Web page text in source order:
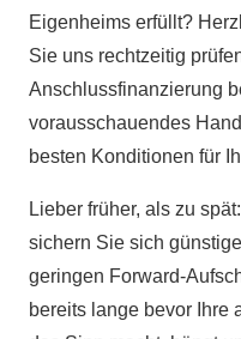
Eigenheims erfüllt?
Sie uns rechtzeitig
Anschlussfinanzierung
vorausschauendes
besten Konditionen für
Lieber früher, als zu
sichern Sie sich
geringen Forward-
bereits lange bevor Ihre